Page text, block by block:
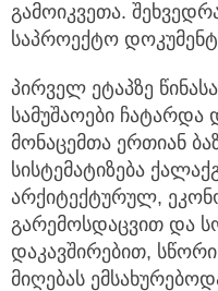
გამოიკვეთა.
საპროექტო
პირველ ეტაპზე
სამუშაოები ჩატარდა
მონაცემთა ერთიან
სისტემატიზება
არქიტექტურულ,
გარემოსდაცვით და
დაკავშირებით,
მიღებას